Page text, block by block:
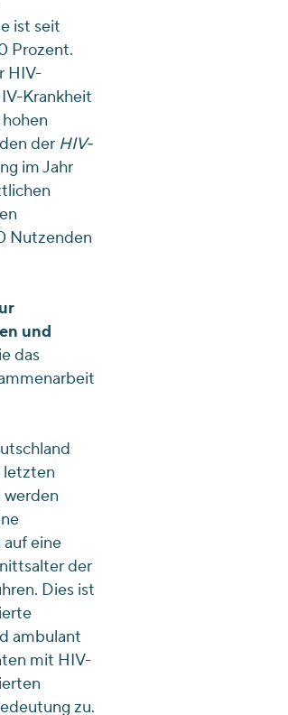
ist seit
Prozent.
HIV-
Krankheit
der HIV-
im Jahr
Nutzenden
und
das
letzten
werden
eine
der
Dies ist
ambulant
mit HIV-
zu.